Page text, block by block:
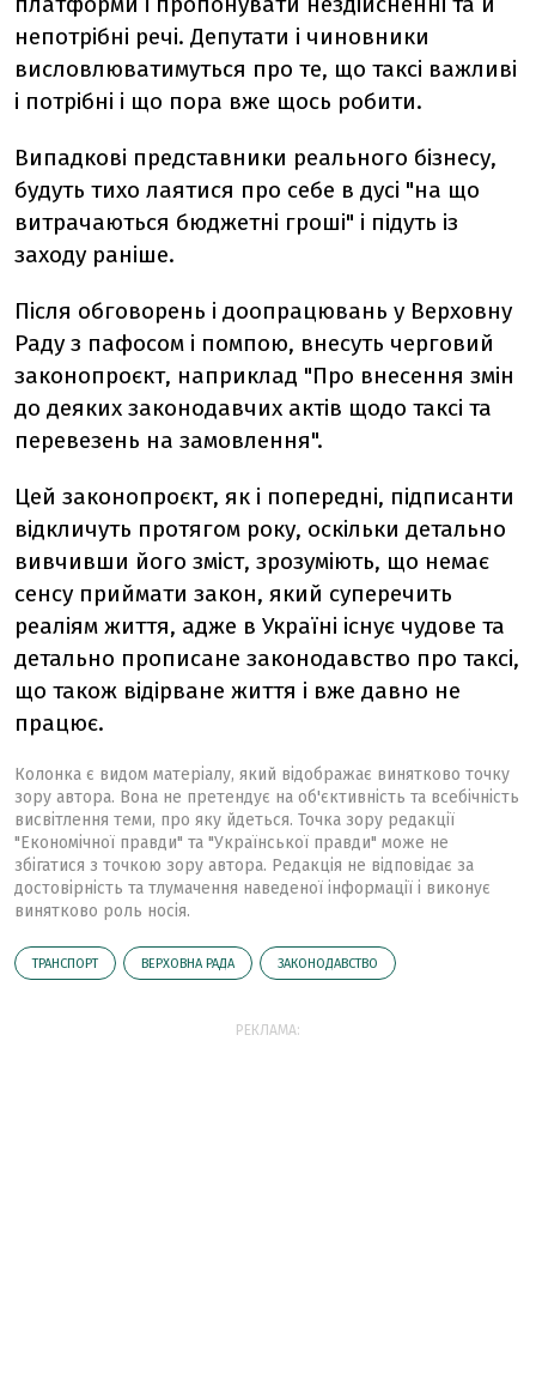
непотрібні речі. Депутати і чиновники
висловлюватимуться про те, що таксі важливі
і потрібні і що пора вже щось робити.
Випадкові представники реального бізнесу,
будуть тихо лаятися про себе в дусі "на що
витрачаються бюджетні гроші" і підуть із
заходу раніше.
Після обговорень і доопрацювань у Верховну
Раду з пафосом і помпою, внесуть черговий
законопроєкт, наприклад "Про внесення змін
до деяких законодавчих актів щодо таксі та
перевезень на замовлення".
Цей законопроєкт, як і попередні, підписанти
відкличуть протягом року, оскільки детально
вивчивши його зміст, зрозуміють, що немає
сенсу приймати закон, який суперечить
реаліям життя, адже в Україні існує чудове та
детально прописане законодавство про таксі,
що також відірване життя і вже давно не
працює.
Колонка є видом матеріалу, який відображає винятково точку
зору автора. Вона не претендує на об'єктивність та всебічність
висвітлення теми, про яку йдеться. Точка зору редакції
"Економічної правди" та "Української правди" може не
збігатися з точкою зору автора. Редакція не відповідає за
достовірність та тлумачення наведеної інформації і виконує
винятково роль носія.
ТРАНСПОРТ ВЕРХОВНА РАДА ЗАКОНОДАВСТВО
РЕКЛАМА: